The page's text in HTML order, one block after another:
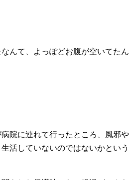
んて、よっぽどお腹が空いてたん
院に連れて行ったところ、風邪や
活していないのではないかという